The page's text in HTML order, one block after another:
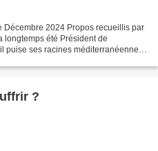
Décembre 2024 Propos recueillis par
longtemps été Président de
puise ses racines méditerranéennes.
?